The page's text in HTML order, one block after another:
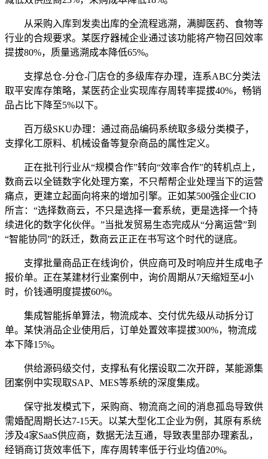
从采购入库到发卖出库的全流程逃溯，满脚医药、食物等
行业的合规要求。某医疗器械企业通过该功能将产物召回效率
提拔80%，质量逃溯成本降低65%。
支撑总仓-分仓-门店仓的多级库存办理，连系ABC分类法
取平安库存策略，某医药企业实现库存周转率提拔40%，畅销
品占比下降至5%以下。
百万级SKU办理：通过商品编码系统取多级分类模子，
支撑化工原料、机械设备等复杂商品的属性定义。
正在批刊行业从“规模合作”转向“效率合作”的转机点上，
数商云以全链数字化处理方案，不只帮帮企业处理当下的运营
痛点，更建立起面向将来的增加引擎。正如某500强企业CIO
所言：“选择数商云，不只是选择一套系统，更是选择一个持
续进化的数字化伙伴。”当批发贸易生态完成从“分离运营”到
“智能协同”的跃迁，数商云正正在书写这个时代的谜底。
支撑批量商品正在线询价，供应商可及时响应并生成电子
报价单。正在某建材行业案例中，询价周期从7天缩短至4小
时，价钱通明度提拔60%。
集成智能拆单算法，物流成本、交付优先级从动拆分订
单。某快消品企业使用后，订单处置效率提拔300%，物流成
本下降15%。
供给源码级交付，支撑私有化摆设取二次开辟，某能源集
团案例中实现取SAP、MES等系统的深度集成。
保守批发模式下，采购商、物流商之间的消息孤岛导致供
需婚配周期长达7-15天。以某大型化工企业为例，其原有系统
涉及4家SaaS供应商，数据无法互通，导致表里部办理紊乱，
经销商订货效率低下，库存周转率低于行业均值20%。